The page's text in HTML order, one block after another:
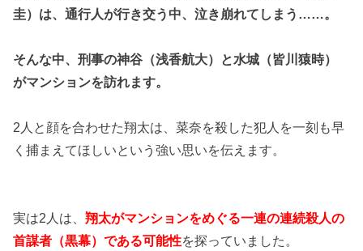
圭）は、通行人が行き交う中、泣き崩れてしまう……。
そんな中、刑事の神谷（浅香航大）と水城（皆川猿時）
がマンションを訪れます。
2人と顔を合わせた翔太は、菜奈を殺した犯人を一刻も早
く捕まえてほしいという強い思いを伝えます。
実は2人は、翔太がマンションをめぐる一連の連続殺人の
首謀者（黒幕）である可能性を探っていました。